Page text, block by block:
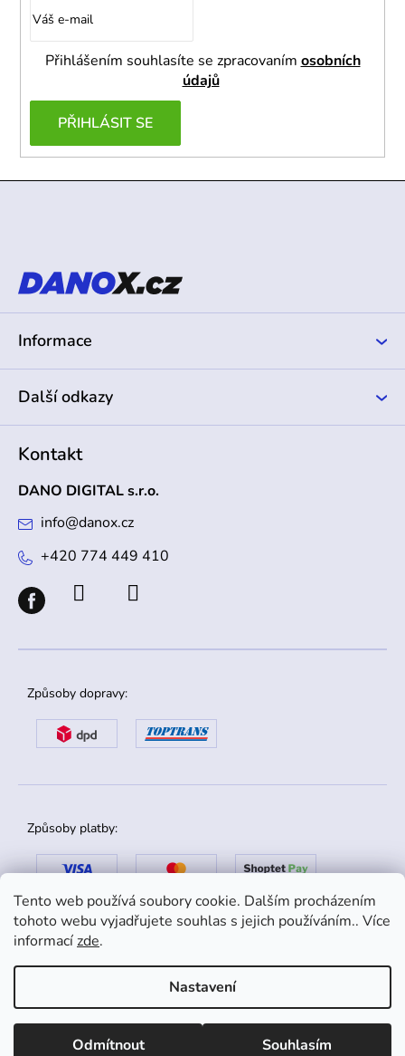
Tento web používá soubory cookie. Dalším procházením
tohoto webu vyjadřujete souhlas s jejich používáním.. Více
informacízde.
Nastavení
Odmítnout Souhlasím
Přihlášením souhlasíte se zpracovaním osobních
údajů
PŘIHLÁSIT SE
t
Informace
Další odkazy
Kontakt
DANO DIGITAL s.r.o.
info@danox.cz
+420 774 449 410
Způsoby dopravy:
Způsoby platby:
Shoptet mime digital
Copyright 2026danox.cz. Všechna práva vyhrazena.